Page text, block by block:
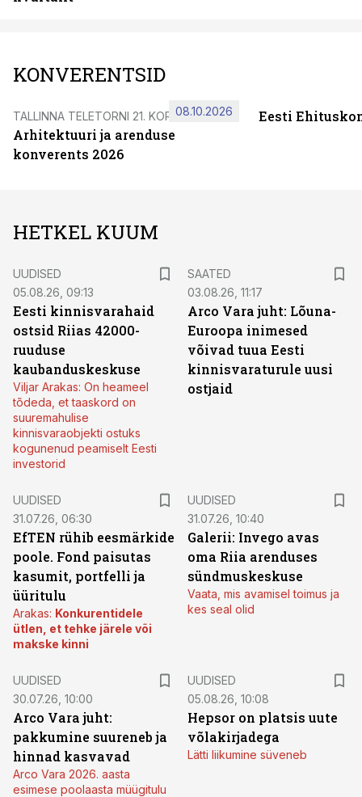
KONVERENTSID
TALLINNA TELETORNI 21. KORRUSEL
Arhitektuuri ja arenduse
konverents 2026
08.10.2026 Eesti
HETKEL KUUM
UUDISED
05.08.26, 09:13
Eesti kinnisvarahaid
ostsid Riias 42000-
ruuduse
kaubanduskeskuse
Viljar Arakas: On heameel
tõdeda, et taaskord on
suuremahulise
kinnisvaraobjekti ostuks
kogunenud peamiselt Eesti
investorid
SAATED
03.08.26, 11:17
Arco Vara juht: Lõuna-
Euroopa inimesed
võivad tuua Eesti
kinnisvaraturule uusi
ostjaid
UUDISED
31.07.26, 06:30
EfTEN rühib eesmärkide
poole. Fond paisutas
kasumit, portfelli ja
üüritulu
Arakas: Konkurentidele
ütlen, et tehke järele või
makske kinni
UUDISED
31.07.26, 10:40
Galerii: Invego avas
oma Riia arenduses
sündmuskeskuse
Vaata, mis avamisel toimus ja
kes seal olid
UUDISED
30.07.26, 10:00
Arco Vara juht:
pakkumine suureneb ja
hinnad kasvavad
Arco Vara 2026. aasta
esimese poolaasta müügitulu
UUDISED
05.08.26, 10:08
Hepsor on platsis uute
võlakirjadega
Lätti liikumine süveneb